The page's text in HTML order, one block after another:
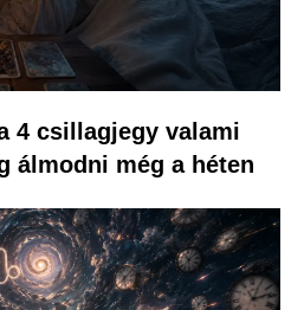
4 csillagjegy valami
álmodni még a héten